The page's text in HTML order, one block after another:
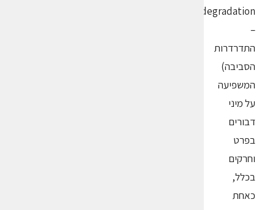
degradation
–
התדרדרות
הסביבה)
המשפיעה
על מיני
דבורים
בפרט
וחרקים
בכלל,
כאחת